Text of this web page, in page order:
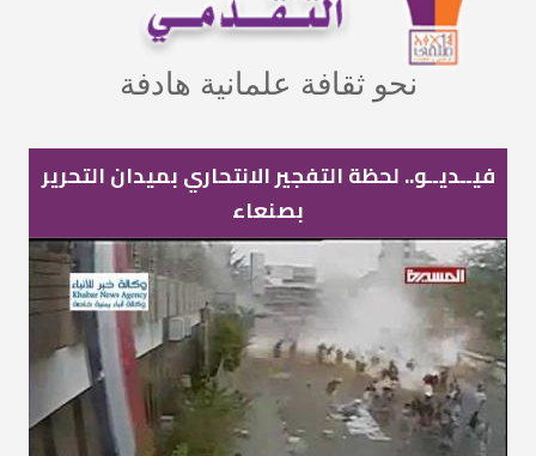
نحو ثقافة علمانية هادفة
فيــديــو.. لحظة التفجير الانتحاري بميدان التحرير
بصنعاء